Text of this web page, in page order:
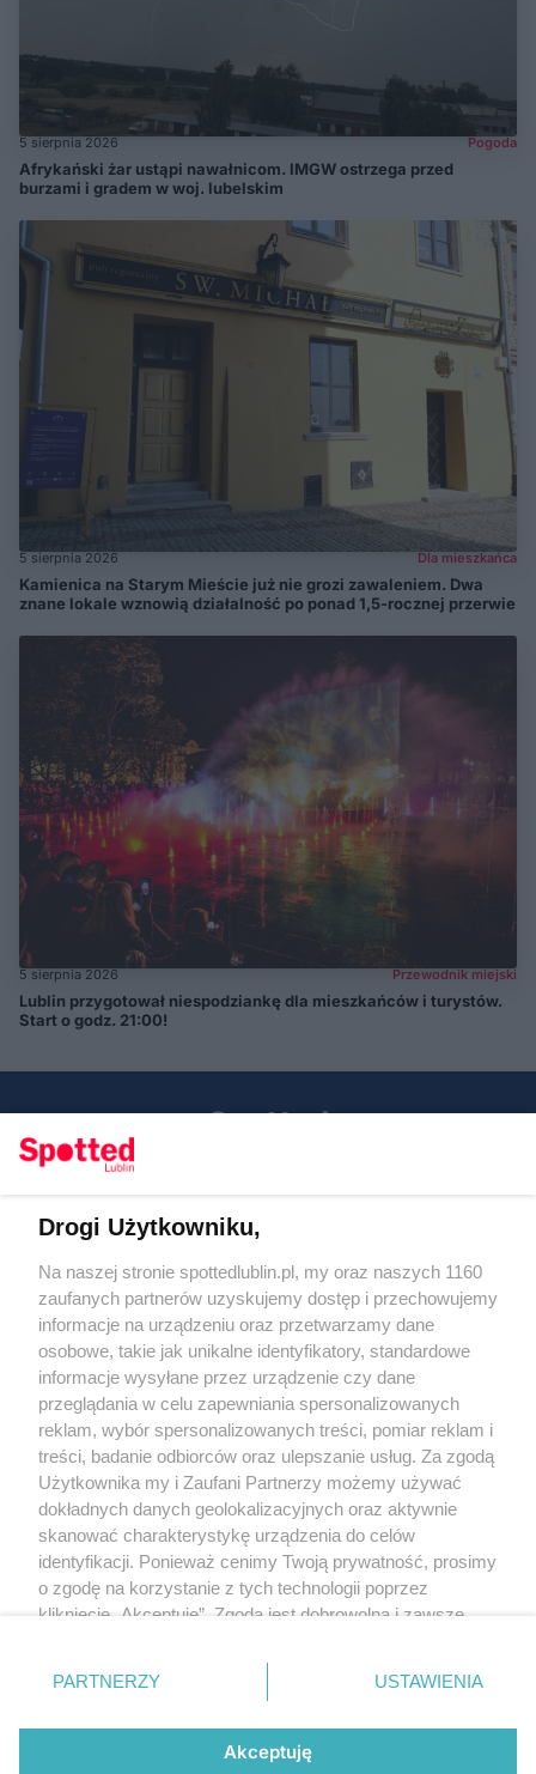
5 sierpnia 2026 Pogoda
Afrykański żar ustąpi nawałnicom. IMGW ostrzega przed
burzami i gradem w woj. lubelskim
5 sierpnia 2026 Dla mieszkańca
Kamienica na Starym Mieście już nie grozi zawaleniem. Dwa
znane lokale wznowią działalność po ponad 1,5-rocznej przerwie
5 sierpnia 2026 Przewodnik miejski
Lublin przygotował niespodziankę dla mieszkańców i turystów.
Start o godz. 21:00!
KATEGORIE
OGŁOSZENIA
WYDARZENIA
NA SKRÓTY
Regulamin
Polityka prywatności
RODO
Warunki korzystania z treści
Drogi Użytkowniku,
Na naszej stronie spottedlublin.pl, my oraz naszych 1160
zaufanych partnerów uzyskujemy dostęp i przechowujemy
informacje na urządzeniu oraz przetwarzamy dane
osobowe, takie jak unikalne identyfikatory, standardowe
informacje wysyłane przez urządzenie czy dane
przeglądania w celu zapewniania spersonalizowanych
reklam, wybór spersonalizowanych treści, pomiar reklam i
treści, badanie odbiorców oraz ulepszanie usług. Za zgodą
Użytkownika my i Zaufani Partnerzy możemy używać
dokładnych danych geolokalizacyjnych oraz aktywnie
skanować charakterystykę urządzenia do celów
identyfikacji. Ponieważ cenimy Twoją prywatność, prosimy
o zgodę na korzystanie z tych technologii poprzez
kliknięcie „Akceptuję”. Zgoda jest dobrowolna i zawsze
prywatności znajdujący się w lewym dolnym rogu strony
. Niektóre rodzaje przetwarzania danych nie wymagają
zgody użytkownika, ale masz prawo sprzeciwić się
takiemu przetwarzaniu. Preferencje będą miały
PARTNERZY USTAWIENIA
Akceptuję